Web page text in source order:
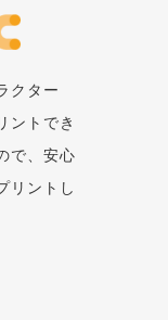
クター
ントでき
で、安心
リントし